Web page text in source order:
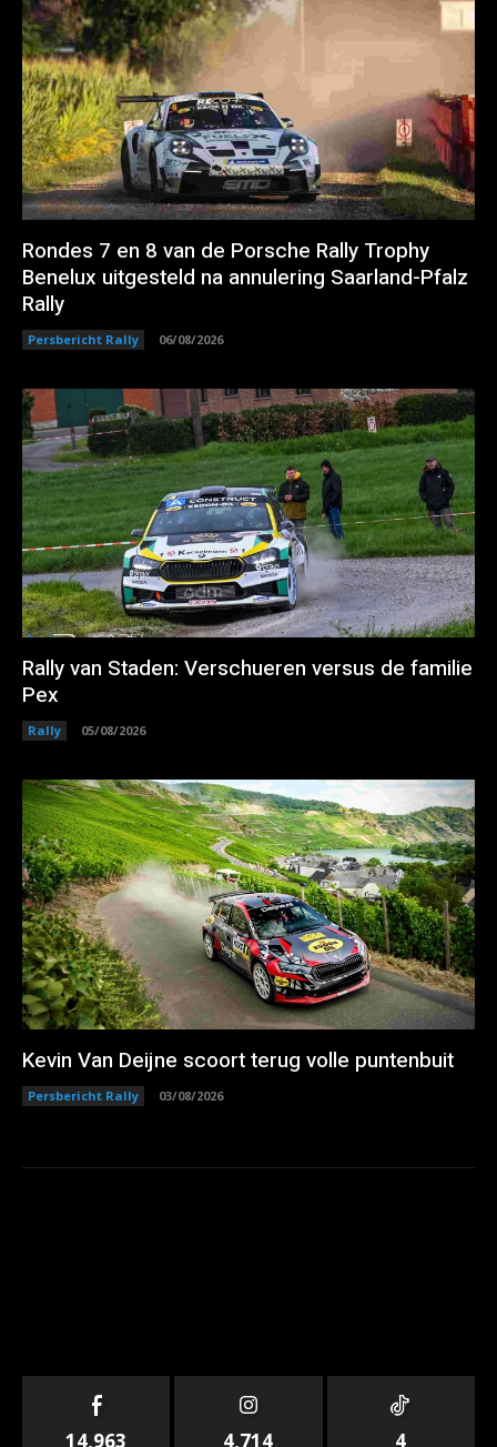
Rondes 7 en 8 van de Porsche Rally Trophy
Benelux uitgesteld na annulering Saarland-Pfalz
Rally
Persbericht Rally 06/08/2026
Rally van Staden: Verschueren versus de familie
Pex
Rally 05/08/2026
Kevin Van Deijne scoort terug volle puntenbuit
Persbericht Rally 03/08/2026
14,963 4,714 4